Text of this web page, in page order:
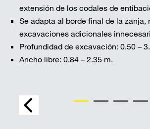
extensión de los codales de
Se adapta al borde final de la zanja,
excavaciones adicionales
Profundidad de excavación: 0.50 –
Ancho libre: 0.84 – 2.35 m.